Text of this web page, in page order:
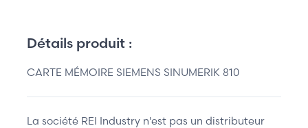
Détails produit :
CARTE MÉMOIRE SIEMENS SINUMERIK 810
La société REI Industry n'est pas un distributeur